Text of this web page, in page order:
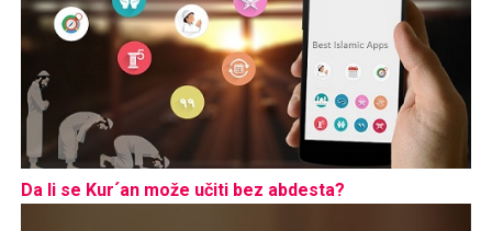
Da li se Kur´an može učiti bez abdesta?